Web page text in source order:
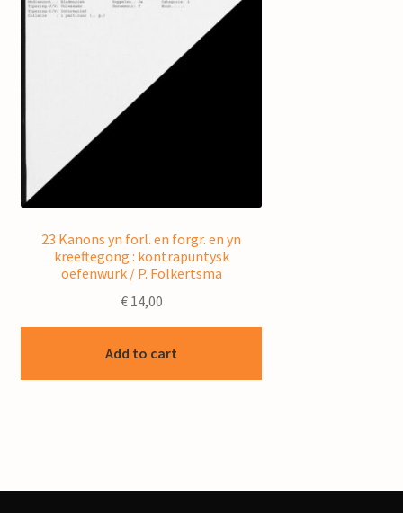
23 Kanons yn forl. en forgr. en yn
kreeftegong : kontrapuntysk
oefenwurk / P. Folkertsma
€14,00
Add to cart